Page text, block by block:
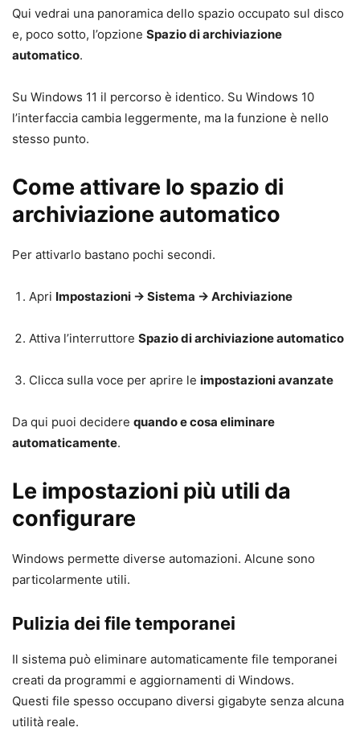
Qui vedrai una panoramica dello spazio occupato sul disco
e, poco sotto, l’opzione Spazio di archiviazione
automatico.
Su Windows 11 il percorso è identico. Su Windows 10
l’interfaccia cambia leggermente, ma la funzione è nello
stesso punto.
Come attivare lo spazio di
archiviazione automatico
Per attivarlo bastano pochi secondi.
Apri Impostazioni → Sistema → Archiviazione
Attiva l’interruttore Spazio di archiviazione automatico
Clicca sulla voce per aprire le impostazioni avanzate
Da qui puoi decidere quando e cosa eliminare
automaticamente.
Le impostazioni più utili da
configurare
Windows permette diverse automazioni. Alcune sono
particolarmente utili.
Pulizia dei file temporanei
Il sistema può eliminare automaticamente file temporanei
creati da programmi e aggiornamenti di Windows.
Questi file spesso occupano diversi gigabyte senza alcuna
utilità reale.